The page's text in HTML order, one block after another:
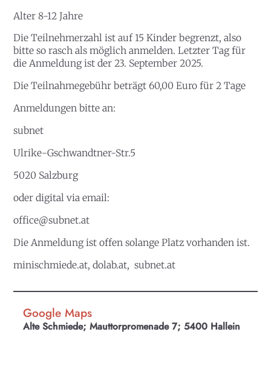
Alter 8-12 Jahre
Die Teilnehmerzahl ist auf 15 Kinder begrenzt, also
bitte so rasch als möglich anmelden. Letzter Tag für
die Anmeldung ist der 23. September 2025.
Die Teilnahmegebühr beträgt 60,00 Euro für 2 Tage
Anmeldungen bitte an:
subnet
Ulrike-Gschwandtner-Str.5
5020 Salzburg
oder digital via email:
office@subnet.at
Die Anmeldung ist offen solange Platz vorhanden ist.
minischmiede.at,dolab.at,subnet.at
Google Maps
Alte Schmiede; Mauttorpromenade 7; 5400 Hallein